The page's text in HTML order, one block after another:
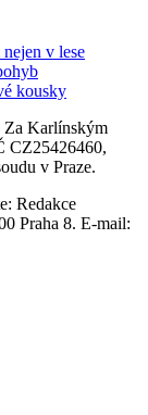
v lese
kousky
Karlínským
CZ25426460,
v Praze.
Redakce
Praha 8. E-mail: